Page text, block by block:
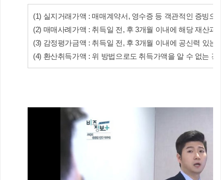
(1) 실지거래가액 : 매매계약서, 영수증 등 객관적인 증빙으
(2) 매매사례가액 : 취득일 전, 후 3개월 이내에 해당 재산
(3) 감정평가금액 : 취득일 전, 후 3개월 이내에 공신력 있
(4) 환산취득가액 : 위 방법으로도 취득가액을 알 수 없는